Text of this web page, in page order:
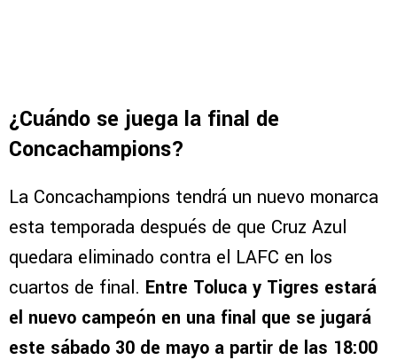
¿Cuándo se juega la final de
Concachampions?
La Concachampions tendrá un nuevo monarca
esta temporada después de que Cruz Azul
quedara eliminado contra el LAFC en los
cuartos de final. Entre Toluca y Tigres estará
el nuevo campeón en una final que se jugará
este sábado 30 de mayo a partir de las 18:00